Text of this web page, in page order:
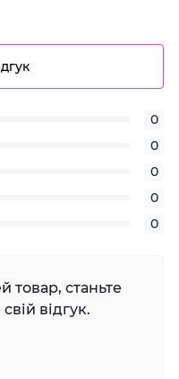
0
0
0
0
0
товар, станьте
відгук.